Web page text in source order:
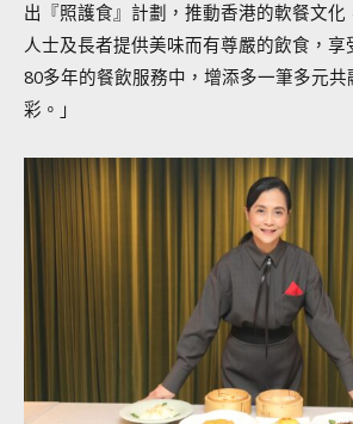
出『照護食』計劃，推動香港的軟餐文
人士及長者提供美味而有尊嚴的飲食，
80多年的餐飲服務中，增添多一筆多元
彩。」